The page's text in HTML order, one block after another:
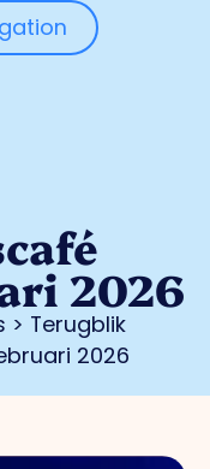
2026
> Terugblik
2026